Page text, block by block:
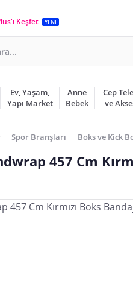
Keşfet YENİ
Ev, Yaşam,
Yapı Market
Anne
Bebek
Cep
ve
Spor Branşları Boks ve Kick
457 Cm